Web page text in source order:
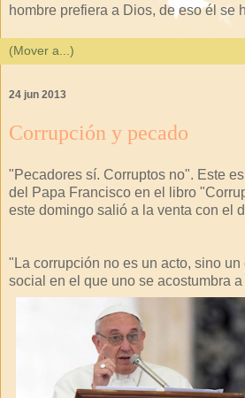
hombre prefiera a Dios, de eso él se
24 jun 2013
Corrupción y pecado
"Pecadores sí. Corruptos no". Este
del Papa Francisco en el libro
este domingo salió a la venta con el
"La corrupción no es un acto, sino
social en el que uno se acostumbra